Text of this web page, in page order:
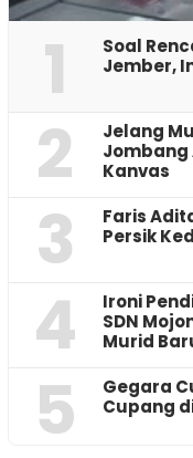
1
‎Soal
Jember,
2
Jelang
Jombang
Kanvas
3
Faris
Persik
4
Ironi
SDN
Murid
5
‎Gegara
Cupang